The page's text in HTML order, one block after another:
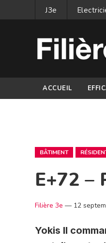
J3e
ACCUEIL
BÂTIMENT
E+72 –
Filière 3e — 12
Yokis Il